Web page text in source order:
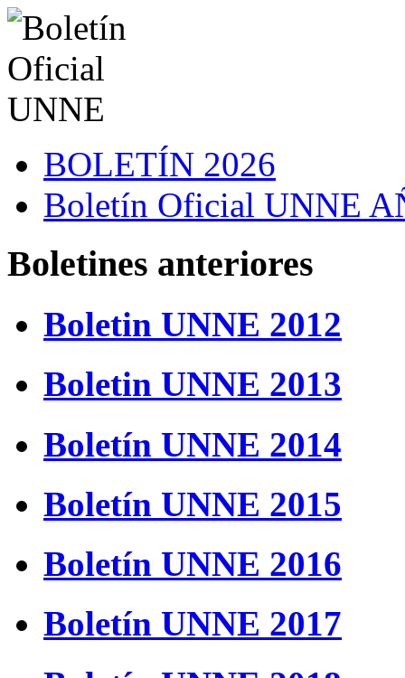
BOLETÍN 2026
Boletín Oficial UNNE
Boletines anteriores
Boletin UNNE 2012
Boletin UNNE 2013
Boletín UNNE 2014
Boletín UNNE 2015
Boletín UNNE 2016
Boletín UNNE 2017